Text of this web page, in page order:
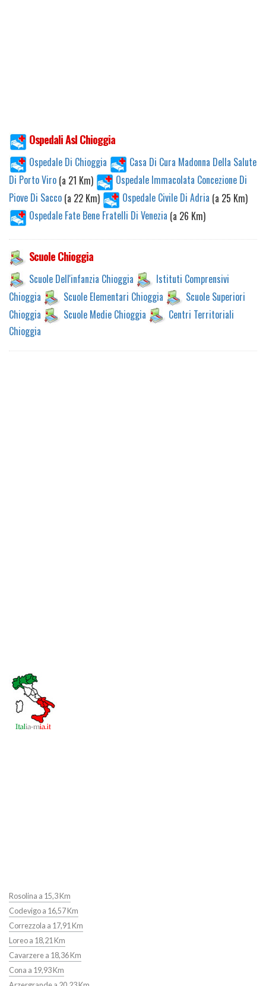
Ospedali Asl Chioggia
Ospedale Di Chioggia
Casa Di Cura Madonna Della Salute
Di Porto Viro (a 21 Km)
Ospedale Immacolata Concezione Di
Piove Di Sacco (a 22 Km) Ospedale Civile Di Adria (a 25 Km)
Ospedale Fate Bene Fratelli Di Venezia (a 26 Km)
Scuole Chioggia
Scuole Dell'infanzia Chioggia
Istituti Comprensivi
Chioggia
Scuole Elementari Chioggia
Scuole Superiori
Chioggia
Scuole Medie Chioggia
Centri Territoriali
Chioggia
Rosolina a 15,3 Km
Codevigo a 16,57 Km
Correzzola a 17,91 Km
Loreo a 18,21 Km
Cavarzere a 18,36 Km
Cona a 19,93 Km